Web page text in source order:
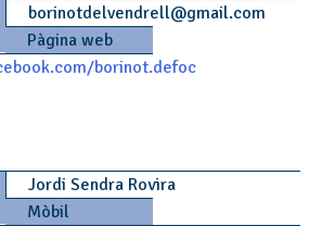
borinotdelvendrell@gmail.com
Pàgina web
borinot.defoc
Jordi Sendra Rovira
Mòbil